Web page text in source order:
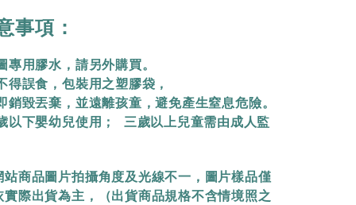
事項：
用膠水，請另外購買。
誤食，包裝用之塑膠袋，
銷毀丟棄，
並遠離孩童，避免產生窒息危險。
以下嬰幼兒使用； 三歲以上兒童需由成人監
站商品圖片拍攝角度及光線不一，圖片樣品僅
際出貨為主，（出貨商品規格不含情境照之